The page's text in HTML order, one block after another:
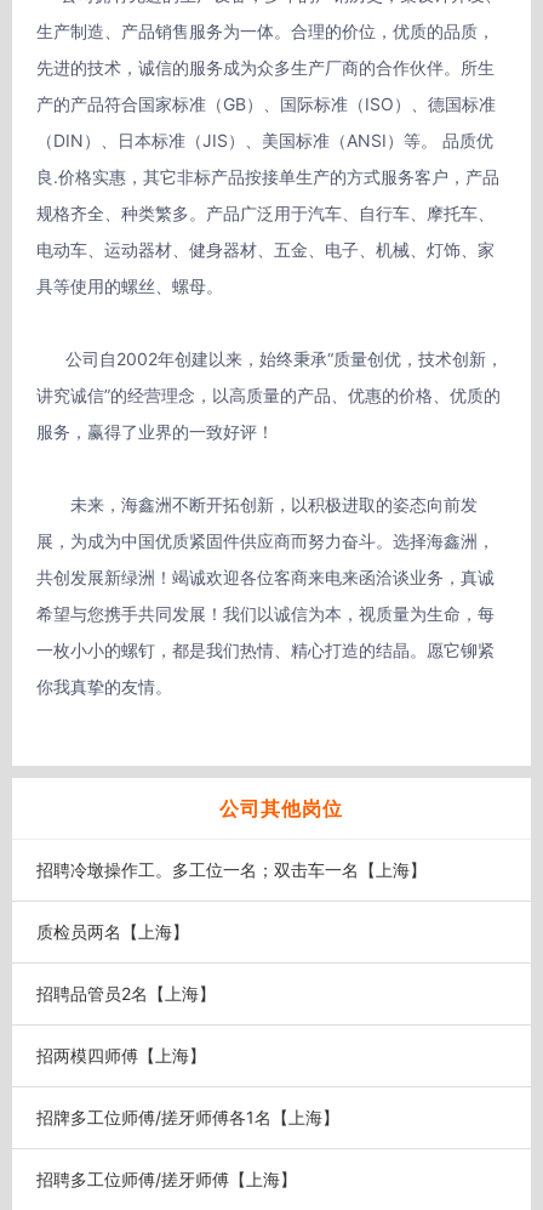
生产制造、产品销售服务为一体。合理的价位，优质的品质，
先进的技术，诚信的服务成为众多生产厂商的合作伙伴。所生
产的产品符合国家标准（GB）、国际标准（ISO）、德国标准
（DIN）、日本标准（JIS）、美国标准（ANSI）等。 品质优
良.价格实惠，其它非标产品按接单生产的方式服务客户，产品
规格齐全、种类繁多。产品广泛用于汽车、自行车、摩托车、
电动车、运动器材、健身器材、五金、电子、机械、灯饰、家
具等使用的螺丝、螺母。
讲究诚信”的经营理念，以高质量的产品、优惠的价格、优质的
服务，赢得了业界的一致好评！
未来，海鑫洲不断开拓创新，以积极进取的姿态向前发
展，为成为中国优质紧固件供应商而努力奋斗。选择海鑫洲，
共创发展新绿洲！竭诚欢迎各位客商来电来函洽谈业务，真诚
希望与您携手共同发展！我们以诚信为本，视质量为生命，每
一枚小小的螺钉，都是我们热情、精心打造的结晶。愿它铆紧
你我真挚的友情。
公司其他岗位
招聘冷墩操作工。多工位一名；双击车一名【上海】
质检员两名【上海】
招聘品管员2名【上海】
招两模四师傅【上海】
招牌多工位师傅/搓牙师傅各1名【上海】
招聘多工位师傅/搓牙师傅【上海】